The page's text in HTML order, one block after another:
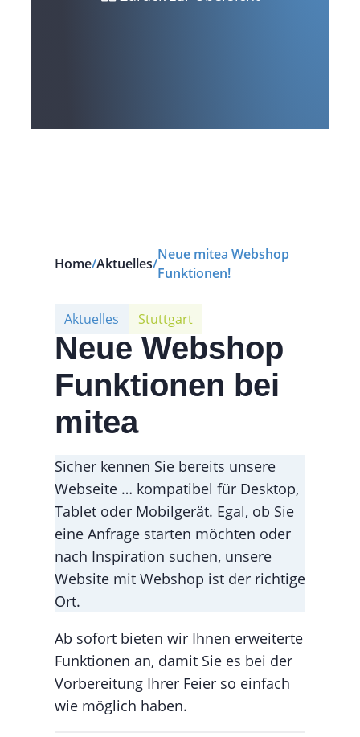
Home/Aktuelles/
Neue mitea Webshop
Funktionen!
Aktuelles Stuttgart
Neue Webshop
Funktionen bei
mitea
Sicher kennen Sie bereits unsere
Webseite … kompatibel für Desktop,
Tablet oder Mobilgerät. Egal, ob Sie
eine Anfrage starten möchten oder
nach Inspiration suchen, unsere
Website mit Webshop ist der richtige
Ort.
Ab sofort bieten wir Ihnen erweiterte
Funktionen an, damit Sie es bei der
Vorbereitung Ihrer Feier so einfach
wie möglich haben.